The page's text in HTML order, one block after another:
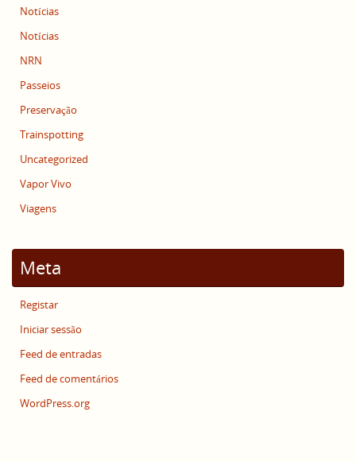
Notícias
Notícias
NRN
Passeios
Preservação
Trainspotting
Uncategorized
Vapor Vivo
Viagens
Meta
Registar
Iniciar sessão
Feed de entradas
Feed de comentários
WordPress.org